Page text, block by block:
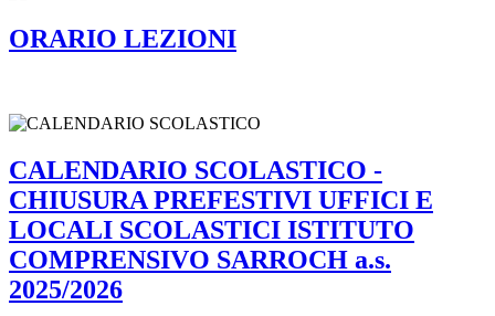
ORARIO LEZIONI
CALENDARIO SCOLASTICO -
CHIUSURA PREFESTIVI UFFICI E
LOCALI SCOLASTICI ISTITUTO
COMPRENSIVO SARROCH a.s.
2025/2026